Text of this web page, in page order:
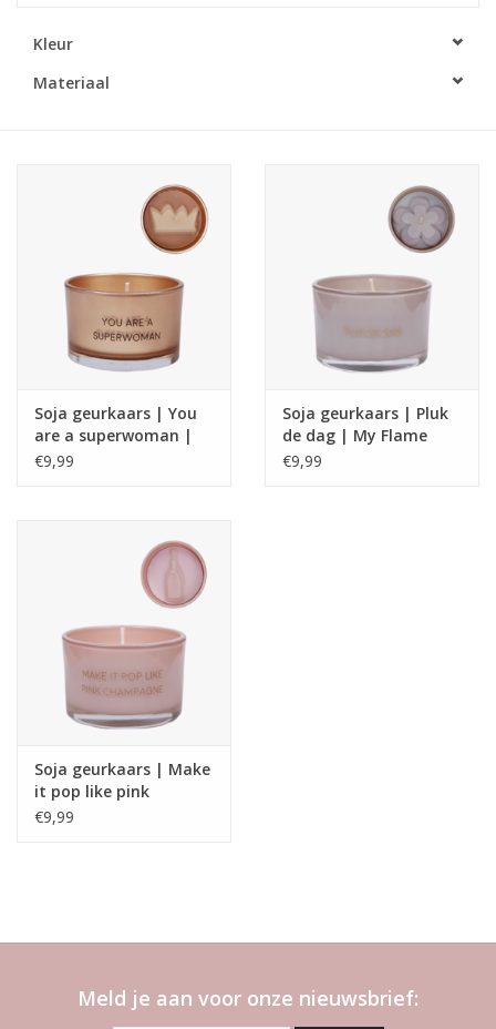
LED Kaarsen
Relatiegeschenken & Bedankjes
Huisparfums
Merken
Kleur
Materiaal
Soja geurkaars | You
are a superwoman |
My Flame
€9,99
Soja geurkaars | Pluk
de dag | My Flame
€9,99
Soja geurkaars | Make
it pop like pink
champagne | Grean
€9,99
Meld je aan voor onze nieuwsbrief: